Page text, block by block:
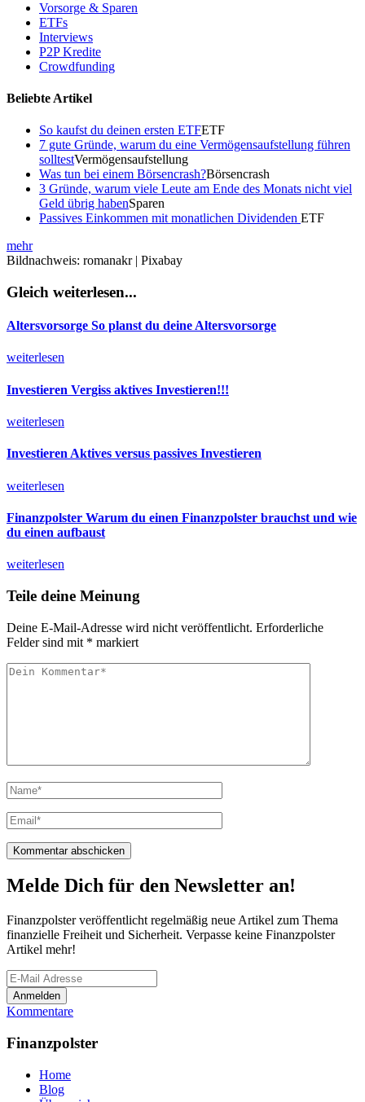
Vorsorge & Sparen
ETFs
Interviews
P2P Kredite
Crowdfunding
Beliebte Artikel
So kaufst du deinen ersten ETFETF
7 gute Gründe, warum du eine Vermögensaufstellung führen
solltestVermögensaufstellung
Was tun bei einem Börsencrash?Börsencrash
3 Gründe, warum viele Leute am Ende des Monats nicht viel
Geld übrig habenSparen
Passives Einkommen mit monatlichen Dividenden ETF
mehr
Bildnachweis: romanakr | Pixabay
Gleich weiterlesen...
Altersvorsorge So planst du deine Altersvorsorge
weiterlesen
Investieren Vergiss aktives Investieren!!!
weiterlesen
Investieren Aktives versus passives Investieren
weiterlesen
Finanzpolster Warum du einen Finanzpolster brauchst und wie
du einen aufbaust
weiterlesen
Teile deine Meinung
Deine E-Mail-Adresse wird nicht veröffentlicht. Erforderliche
Felder sind mit * markiert
Melde Dich für den Newsletter an!
Finanzpolster veröffentlicht regelmäßig neue Artikel zum Thema
finanzielle Freiheit und Sicherheit. Verpasse keine Finanzpolster
Artikel mehr!
Kommentare
Finanzpolster
Home
Blog